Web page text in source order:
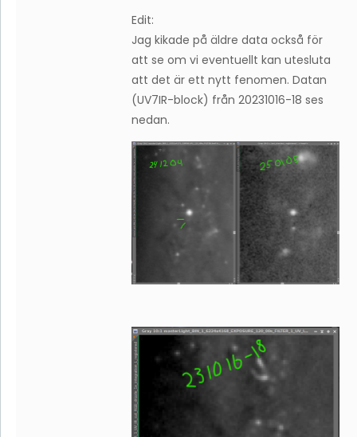
Edit:
Jag kikade på äldre data också för
att se om vi eventuellt kan utesluta
att det är ett nytt fenomen. Datan
(UV7IR-block) från 20231016-18 ses
nedan.